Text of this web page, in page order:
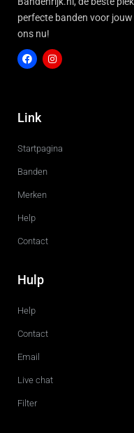
perfecte banden voor
ons nu!
c
e
o
g
r
Link
Startpagina
Banden
Merken
Help
Contact
Hulp
Help
Contact
Email
Live chat
Filter